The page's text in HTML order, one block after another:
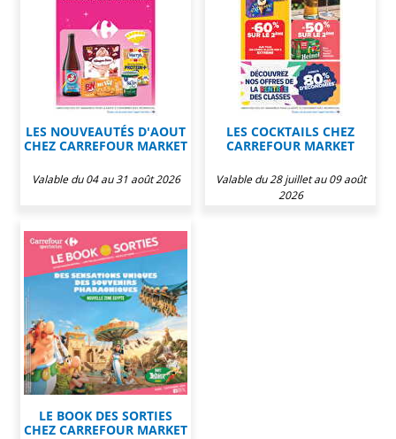
LES NOUVEAUTÉS D'AOUT
CHEZ CARREFOUR MARKET
Valable du 04 au 31 août 2026
LES COCKTAILS CHEZ
CARREFOUR MARKET
Valable du 28 juillet au 09 août
2026
LE BOOK DES SORTIES
CHEZ CARREFOUR MARKET